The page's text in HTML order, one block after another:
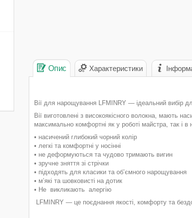
Опис Характеристики
Вії для нарощування LFMINRY — ідеальний вибір
Вії виготовлені з високоякісного волокна, мають
максимально комфортні як у роботі майстра, так
• насичений глибокий чорний колір
• легкі та комфортні у носінні
• не деформуються та чудово тримають вигин
• зручне зняття зі стрічки
• підходять для класики та об’ємного нарощування
• м’які та шовковисті на дотик
• Не викликають алергію
LFMINRY — це поєднання якості, комфорту та